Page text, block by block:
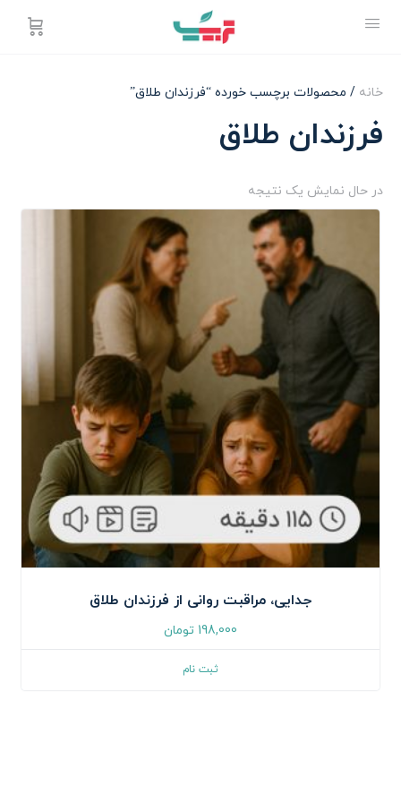
خانه / محصولات برچسب خورده “فرزندان طلاق”
فرزندان طلاق
در حال نمایش یک نتیجه
جدایی، مراقبت روانی از فرزندان طلاق
198,000 تومان
ثبت نام